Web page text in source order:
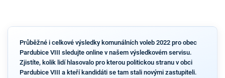
Průběžné i celkové výsledky komunálních voleb 2022 pro obec
Pardubice VIII sledujte online v našem výsledkovém servisu.
Zjistíte, kolik lidí hlasovalo pro kterou politickou stranu v obci
Pardubice VIII a kteří kandidáti se tam stali novými zastupiteli.